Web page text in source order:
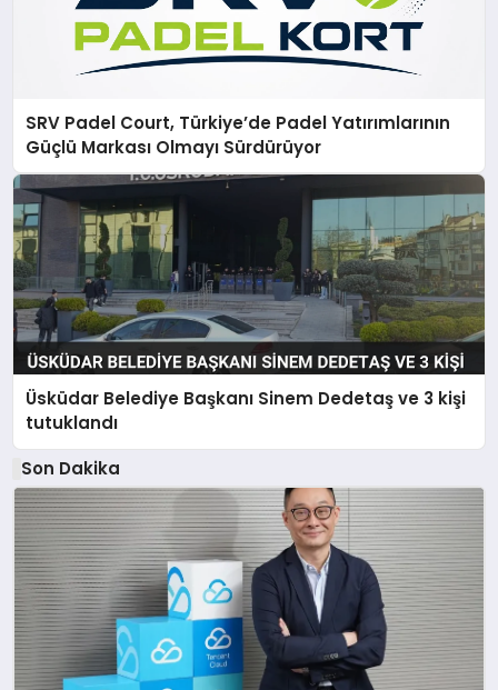
SRV Padel Court, Türkiye’de Padel Yatırımlarının
Güçlü Markası Olmayı Sürdürüyor
Üsküdar Belediye Başkanı Sinem Dedetaş ve 3 kişi
tutuklandı
Son Dakika